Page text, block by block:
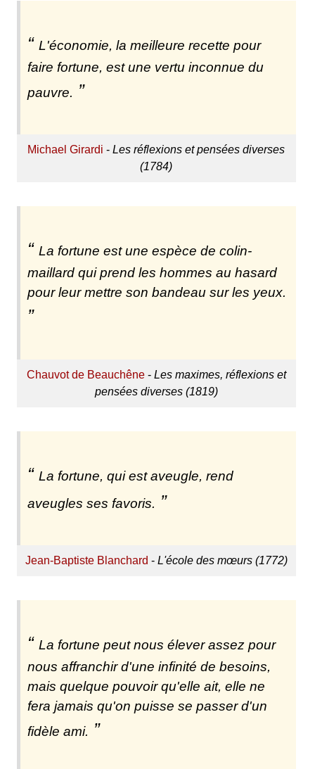
L'économie, la meilleure recette pour
faire fortune, est une vertu inconnue du
pauvre.
Michael Girardi -Les réflexions et pensées diverses
(1784)
La fortune est une espèce de colin-
maillard qui prend les hommes au hasard
pour leur mettre son bandeau sur les yeux.
Chauvot de Beauchêne- Les maximes, réflexions et
pensées diverses (1819)
La fortune, qui est aveugle, rend
aveugles ses favoris.
Jean-Baptiste Blanchard - L'école des mœurs (1772)
La fortune peut nous élever assez pour
nous affranchir d'une infinité de besoins,
mais quelque pouvoir qu'elle ait, elle ne
fera jamais qu'on puisse se passer d'un
fidèle ami.